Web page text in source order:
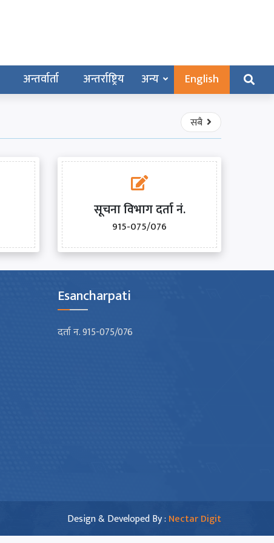
अन्तर्वार्ता अन्तर्राष्ट्रिय अन्य English
सबै
सूचना विभाग दर्ता नं.
915-075/076
Esancharpati
दर्ता न. 915-075/076
Design & Developed By : Nectar Digit